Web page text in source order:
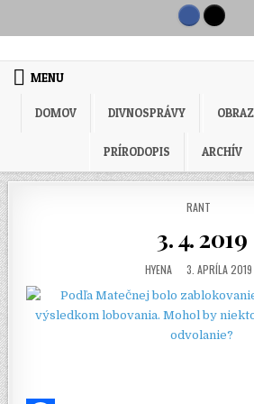
MENU
DOMOV DIVNOSPRÁVY
PRÍRODOPIS ARCHÍV
POSTED IN
RANT
3. 4. 2019
AUTHOR:
HYENA PUBLISHED
3. APRÍLA 2019